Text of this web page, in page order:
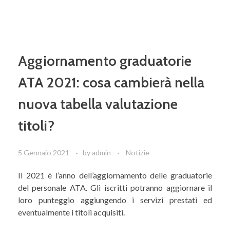
Aggiornamento graduatorie
ATA 2021: cosa cambierà nella
nuova tabella valutazione
titoli?
5 Gennaio 2021 byadmin Notizie
Il 2021 è l’anno dell’aggiornamento delle graduatorie
del personale ATA. Gli iscritti potranno aggiornare il
loro punteggio aggiungendo i servizi prestati ed
eventualmente i titoli acquisiti.